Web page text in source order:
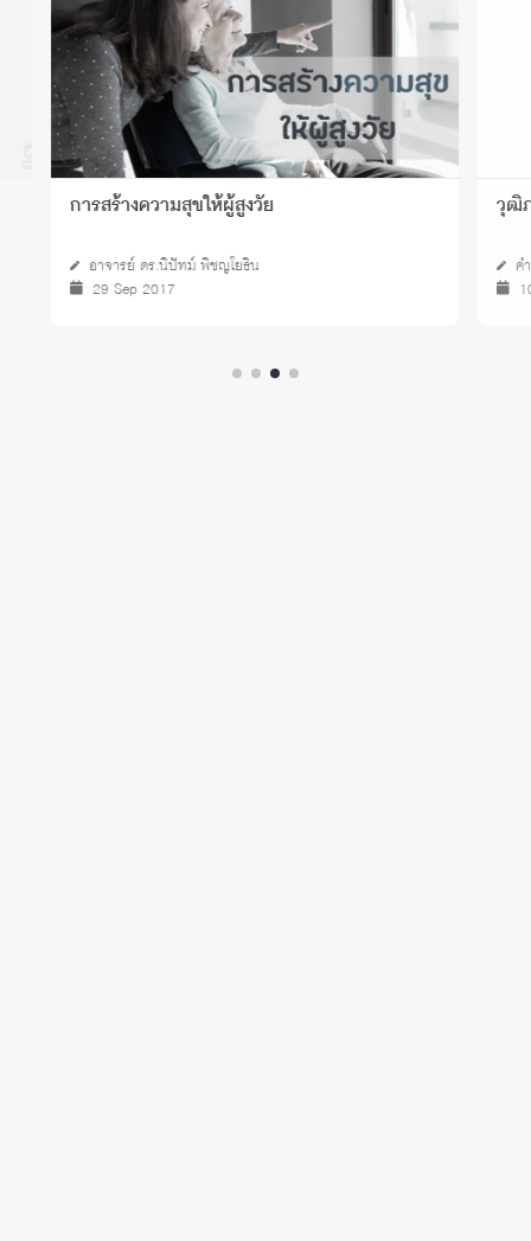
การสร้างความสุขให้ผู้สูงวัย
อาจารย์ ดร.นิปัทม์ พิชญโยธิน
29 Sep 2017
วุฒิภา
คำศัพ
10